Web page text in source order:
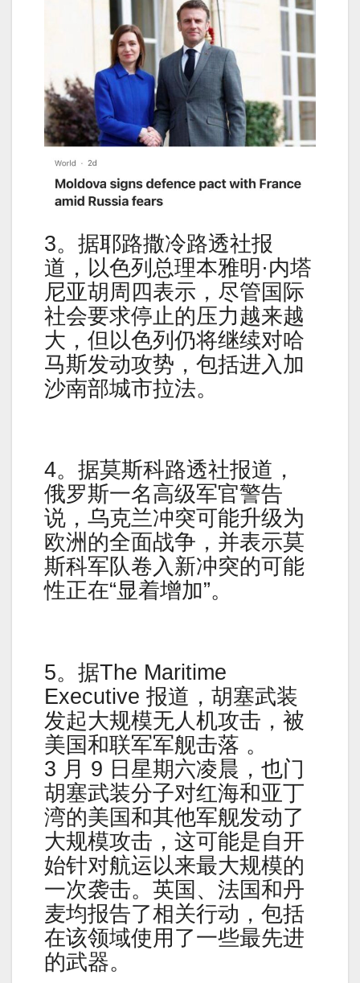
3。据耶路撒冷路透社报
道，以色列总理本雅明·内塔
尼亚胡周四表示，尽管国际
社会要求停止的压力越来越
大，但以色列仍将继续对哈
马斯发动攻势，包括进入加
沙南部城市拉法。
4。据莫斯科路透社报道，
俄罗斯一名高级军官警告
说，乌克兰冲突可能升级为
欧洲的全面战争，并表示莫
斯科军队卷入新冲突的可能
性正在“显着增加”。
5。据The Maritime
Executive 报道，胡塞武装
发起大规模无人机攻击，被
美国和联军军舰击落 。
3 月 9 日星期六凌晨，也门
胡塞武装分子对红海和亚丁
湾的美国和其他军舰发动了
大规模攻击，这可能是自开
始针对航运以来最大规模的
一次袭击。英国、法国和丹
麦均报告了相关行动，包括
在该领域使用了一些最先进
的武器。